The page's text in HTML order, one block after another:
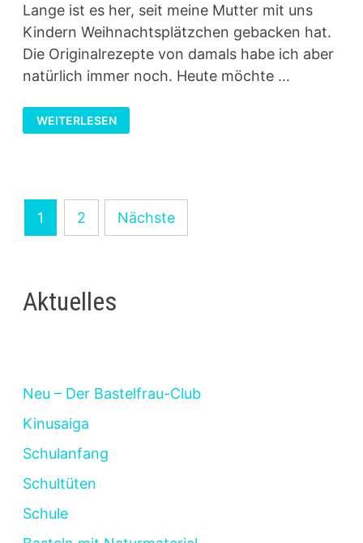
Lange ist es her, seit meine Mutter mit uns
Kindern Weihnachtsplätzchen gebacken hat.
Die Originalrezepte von damals habe ich aber
natürlich immer noch. Heute möchte …
BUTTERGEBACKENES
–
WEIHNACHTSPLÄTZCHEN
WEITERLESEN
Seitennummerierung
der
1 2 Nächste
Aktuelles
Neu – Der Bastelfrau-Club
Kinusaiga
Schulanfang
Schultüten
Schule